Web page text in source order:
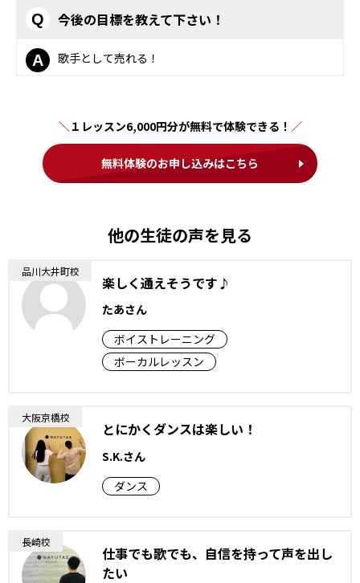
Q 今後の目標を教えて下さい！
A 歌手として売れる！
１レッスン6,000円分が無料で体験できる！
無料体験のお申し込みはこちら
他の生徒の声を見る
品川大井町校
楽しく通えそうです♪
たあさん
ボイストレーニング
ボーカルレッスン
大阪京橋校
とにかくダンスは楽しい！
S.K.さん
ダンス
長崎校
仕事でも歌でも、自信を持って声を出し
たい